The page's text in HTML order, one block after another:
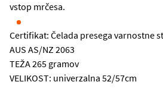
vstop mrčesa.
Certifikat: Čelada presega varnostne
AUS AS/NZ 2063
TEŽA 265 gramov
VELIKOST: univerzalna 52/57cm